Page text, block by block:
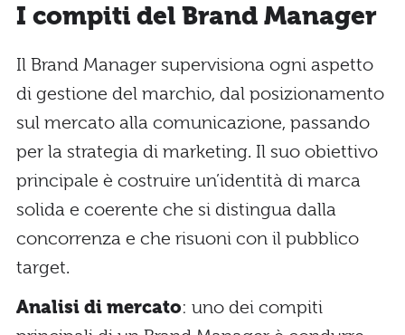
I compiti del Brand Manager
Il Brand Manager supervisiona ogni aspetto
di gestione del marchio, dal posizionamento
sul mercato alla comunicazione, passando
per la strategia di marketing. Il suo obiettivo
principale è costruire un’identità di marca
solida e coerente che si distingua dalla
concorrenza e che risuoni con il pubblico
target.
Analisi di mercato: uno dei compiti